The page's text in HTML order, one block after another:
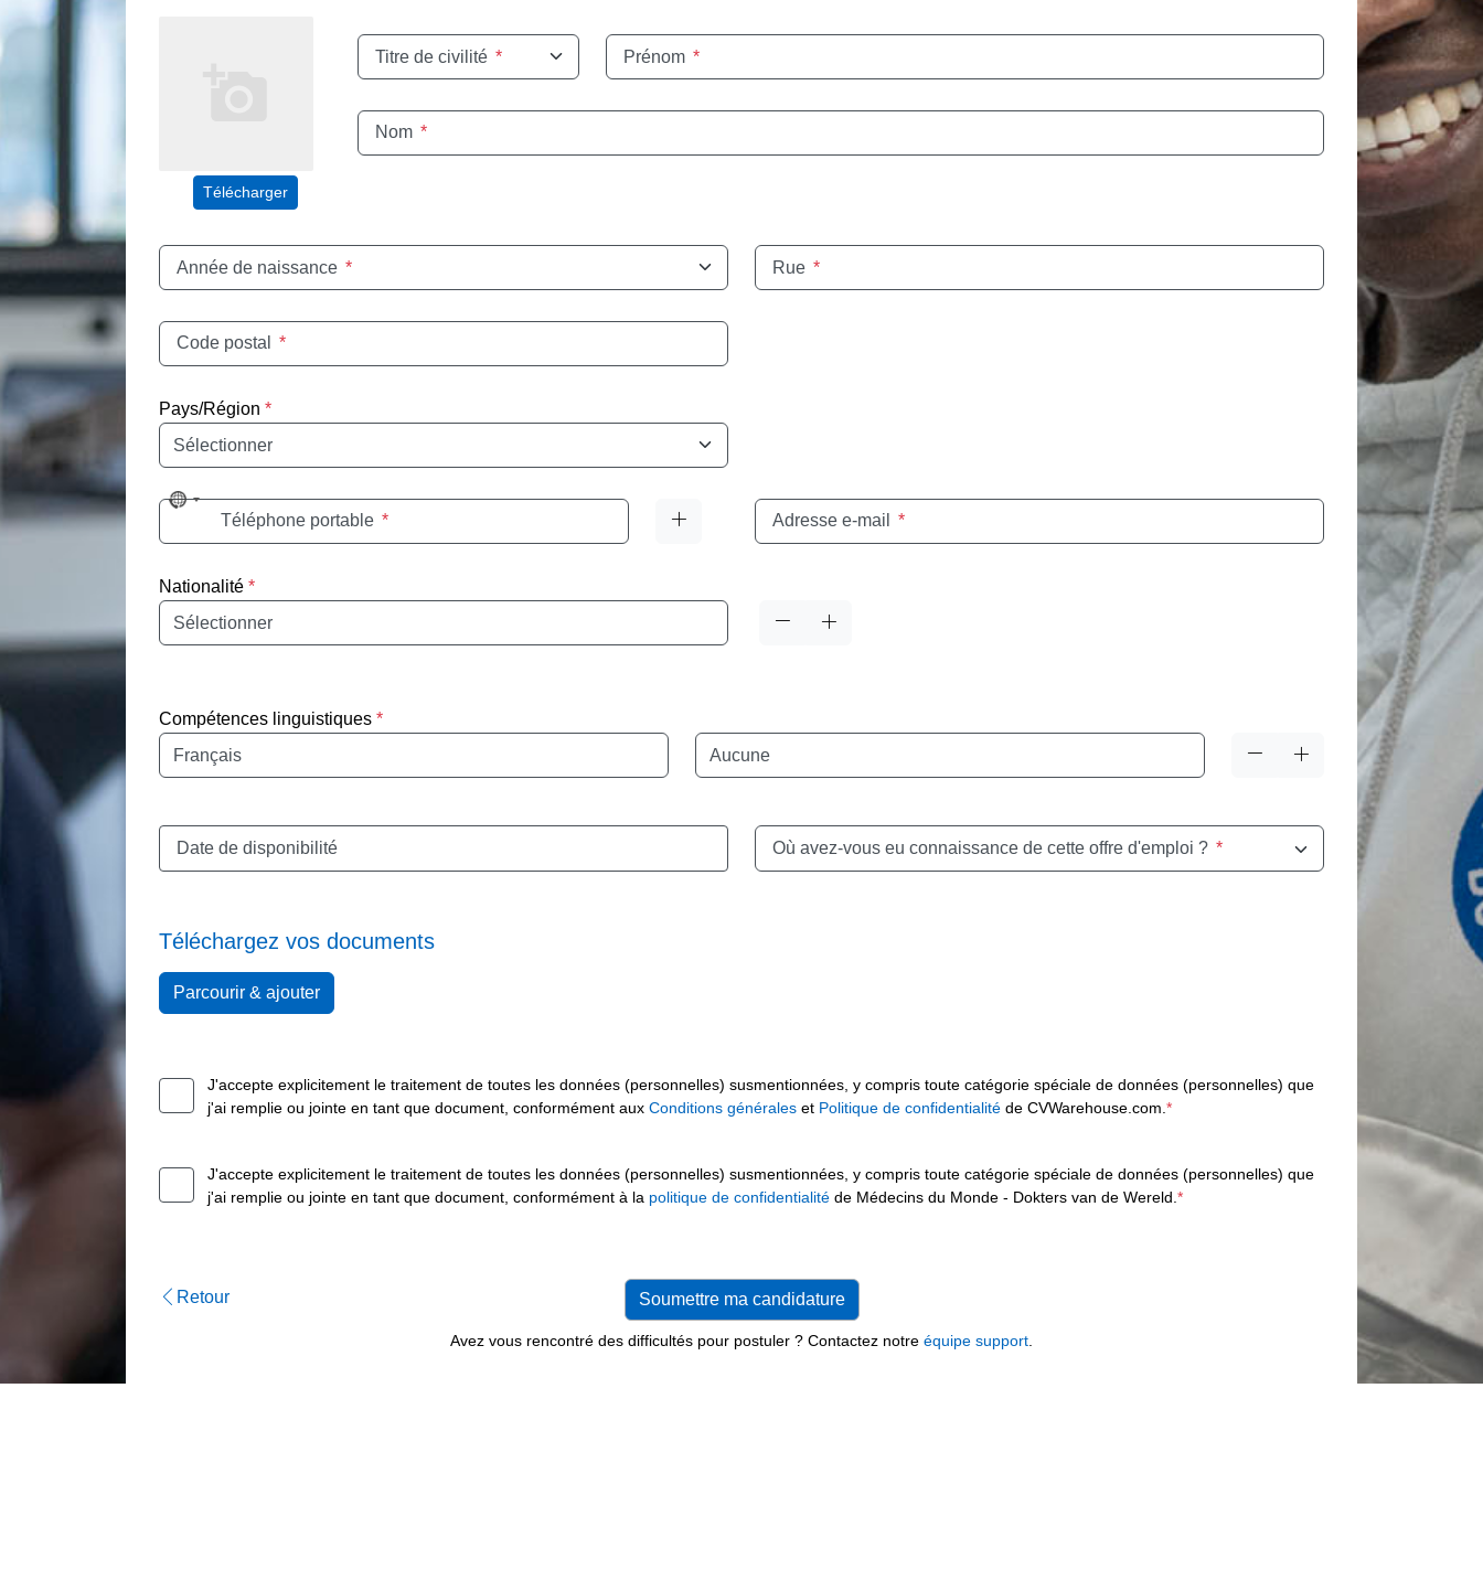
Télécharger
Titre de civilité * Prénom *
Nom *
Année de naissance * Rue *
Code postal *
Pays/Région *
No
countryTéléphone portable * Adresse e-mail *
Nationalité *
Nationalité
Compétences linguistiques *
Maîtrise de la langue
Maîtrise de la langue
Date de disponibilité Où avez-vous eu connaissance de cette offre d'emploi ? *
Téléchargez vos documents
Parcourir & ajouter
J'accepte explicitement le traitement de toutes les données (personnelles) susmentionnées, y compris toute catégorie spéciale de données (personnelles) que
j'ai remplie ou jointe en tant que document, conformément aux Conditions générales et Politique de confidentialité de CVWarehouse.com. *
J'accepte explicitement le traitement de toutes les données (personnelles) susmentionnées, y compris toute catégorie spéciale de données (personnelles) que
j'ai remplie ou jointe en tant que document, conformément à la politique de confidentialité de Médecins du Monde - Dokters van de Wereld. *
Retour
Avez vous rencontré des difficultés pour postuler ? Contactez notre équipe support.